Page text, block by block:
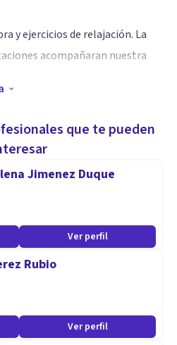
y ejercicios de relajación. La
acompañaran nuestra
que te pueden
Jimenez Duque
Ver perfil
Rubio
Ver perfil